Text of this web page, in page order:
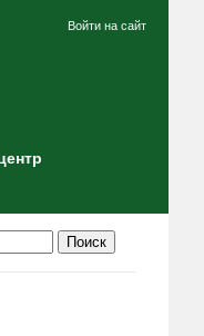
Войти на сайт